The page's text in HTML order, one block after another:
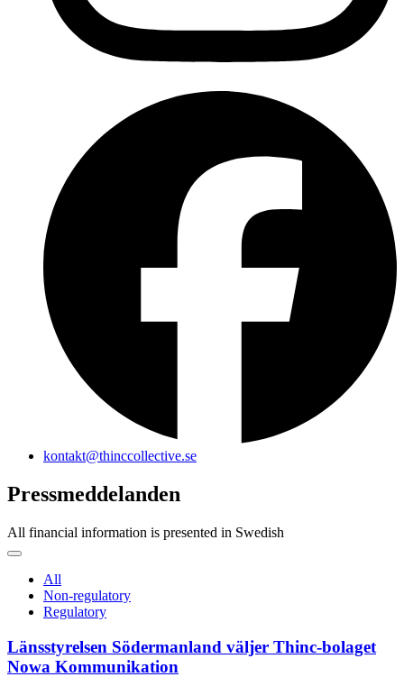
kontakt@thinccollective.se
Pressmeddelanden
All financial information is presented in Swedish
All
Non-regulatory
Regulatory
Länsstyrelsen Södermanland väljer Thinc-bolaget
Nowa Kommunikation